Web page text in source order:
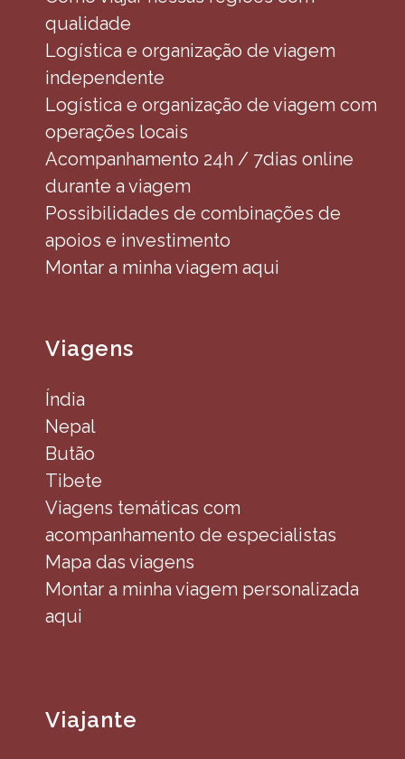
qualidade
Logística e organização de viagem
independente
Logística e organização de viagem com
operações locais
Acompanhamento 24h / 7dias online
durante a viagem
Possibilidades de combinações de
apoios e investimento
Montar a minha viagem aqui
Viagens
Índia
Nepal
Butão
Tibete
Viagens temáticas com
acompanhamento de especialistas
Mapa das viagens
Montar a minha viagem personalizada
aqui
Viajante